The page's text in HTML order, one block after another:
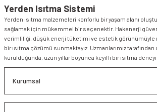
Yerden Isıtma Sistemi
Yerden ısıtma malzemeleri konforlu bir yaşam alanı
sağlamak için mükemmel bir seçenektir. Hakenerji
verimliliği, düşük enerji tüketimi ve estetik görünümüyle
bir ısıtma çözümü sunmaktayız. Uzmanlarımız
kurulduğunda, uzun yıllar boyunca keyifli bir ısıtma
Kurumsal